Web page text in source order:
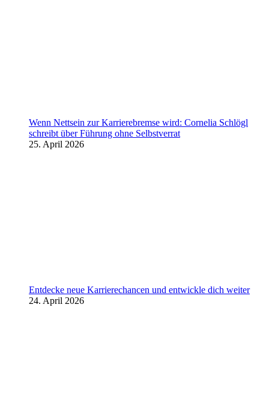
Wenn Nettsein zur Karrierebremse wird: Cornelia Schlögl
schreibt über Führung ohne Selbstverrat
25. April 2026
Entdecke neue Karrierechancen und entwickle dich weiter
24. April 2026